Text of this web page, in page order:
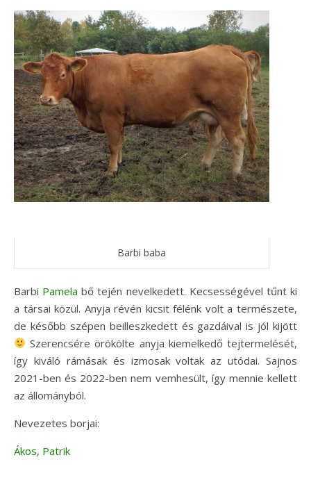
Barbi baba
Barbi Pamela bő tején nevelkedett. Kecsességével tűnt ki
a társai közül. Anyja révén kicsit félénk volt a természete,
de később szépen beilleszkedett és gazdáival is jól kijött
Szerencsére örökölte anyja kiemelkedő tejtermelését,
így kiváló rámásak és izmosak voltak az utódai. Sajnos
2021-ben és 2022-ben nem vemhesült, így mennie kellett
az állományból.
Nevezetes borjai:
Ákos, Patrik